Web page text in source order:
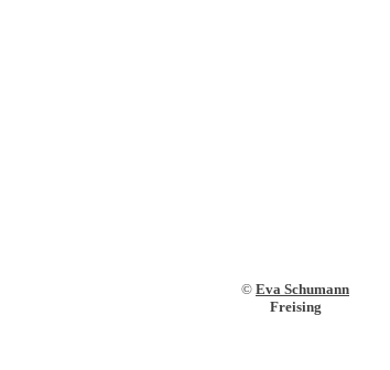
© Eva Schumann
Freising